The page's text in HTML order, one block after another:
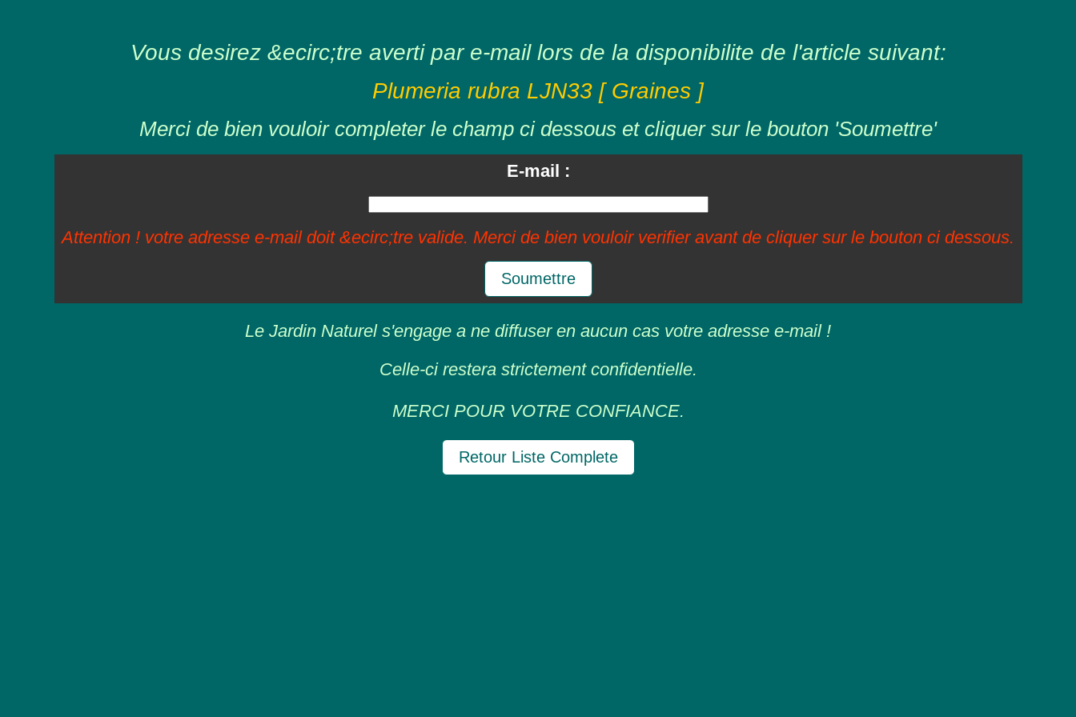
Vous desirez &ecirc;tre averti par e-mail lors de la disponibilite de l'article suivant:
Plumeria rubra LJN33 [ Graines ]
Merci de bien vouloir completer le champ ci dessous et cliquer sur le bouton 'Soumettre'
E-mail :
Attention ! votre adresse e-mail doit &ecirc;tre valide. Merci de bien vouloir verifier avant de cliquer sur le bouton ci dessous.
Soumettre
Le Jardin Naturel s'engage a ne diffuser en aucun cas votre adresse e-mail !
Celle-ci restera strictement confidentielle.
MERCI POUR VOTRE CONFIANCE.
Retour Liste Complete